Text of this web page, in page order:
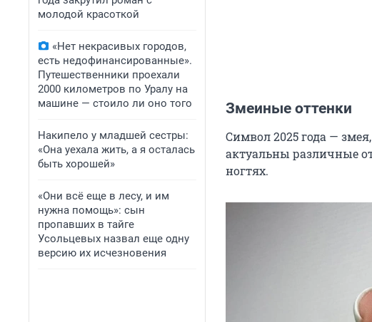
молодой красоткой
«Нет некрасивых городов,
есть недофинансированные».
Путешественники проехали
2000 километров по Уралу на
машине — стоило ли оно того
Накипело у младшей сестры:
«Она уехала жить, а я осталась
быть хорошей»
«Они всё еще в лесу, и им
нужна помощь»: сын
пропавших в тайге
Усольцевых назвал еще одну
версию их исчезновения
Змеиные оттенки
Символ 2025 года —
актуальны различные
ногтях.